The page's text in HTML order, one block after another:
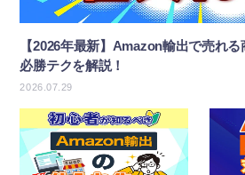
【2026年最新】Amazon輸出で売れ
必勝テクを解説！
2026.07.29